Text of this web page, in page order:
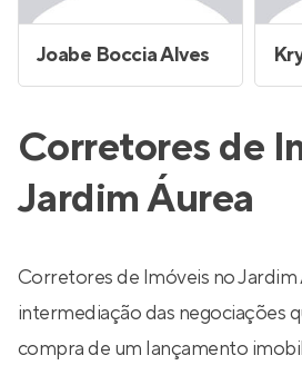
Joabe Boccia Alves
Corretores de
Jardim Áurea
Corretores de Imóveis no Jardim
intermediação das negociações
compra de um lançamento